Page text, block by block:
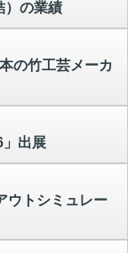
）の業績
の竹工芸メーカ
出展
ウトシミュレー